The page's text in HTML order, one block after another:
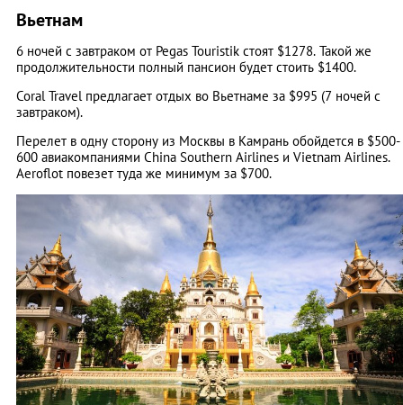
Вьетнам
6 ночей с завтраком от Pegas Touristik стоят $1278. Такой же
продолжительности полный пансион будет стоить $1400.
Coral Travel предлагает отдых во Вьетнаме за $995 (7 ночей с
завтраком).
Перелет в одну сторону из Москвы в Камрань обойдется в $500-
600 авиакомпаниями China Southern Airlines и Vietnam Airlines.
Aeroflot повезет туда же минимум за $700.